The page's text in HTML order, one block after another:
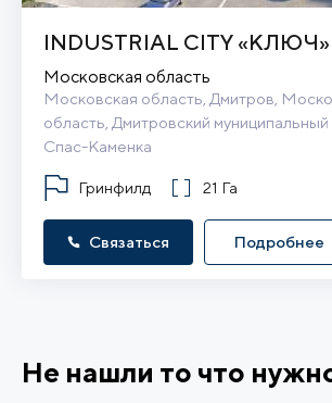
INDUSTRIAL CITY «КЛЮЧ»
Московская область
Московская область, Дмитров,
область, Дмитровский муниципальный
Спас-Каменка
Гринфилд 21 Га
Связаться Подробнее
Не нашли то что